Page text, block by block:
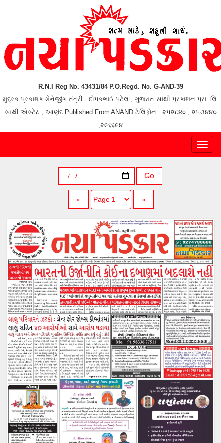
R.N.I Reg No. 43431/84 P.O.Regd. No. G-AND-39
મુદ્રક પ્રકાશક મેનેજીંગ તંત્રી : દીપકભાઈ પટેલ , ગુજરાત સાથી પ્રકાશન પ્રા. લિ.
સાથી એસ્ટેટ , આણંદ Published From ANAND ટેલિફોન : ૨૫૨૮૪૦ , ૨૫૩૪૪૦
,૨૯૬૬૯૪
Go
« »